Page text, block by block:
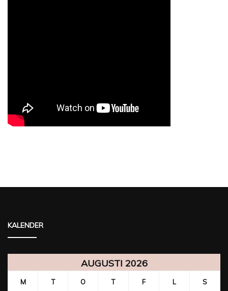
KALENDER
AUGUSTI 2026
M T O T F L S